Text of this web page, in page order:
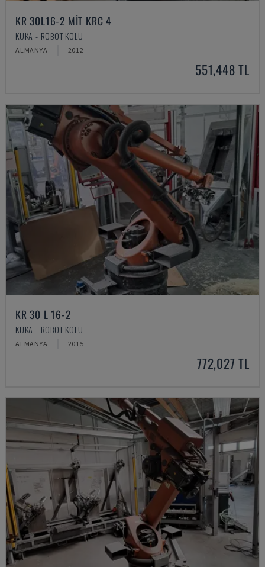
KR 30L16-2 MIT KRC 4
KUKA - ROBOT KOLU
ALMANYA 2012
551,448 TL
KR 30 L 16-2
KUKA - ROBOT KOLU
ALMANYA 2015
772,027 TL